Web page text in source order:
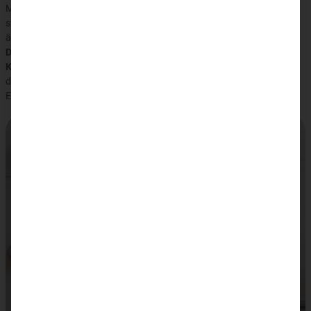
Minuten empfohlen. Der Kreislauf braucht etwas Zeit, um sich zu
stabilisieren. Viele Gäste fühlen sich danach angenehm müde —
ähnlich wie nach einem langen Spaziergang an der frischer Luft.
Diese Müdigkeit ist kein Warnsignal, sondern ein Zeichen, dass der
Körper reagiert.
des Tages steht für Spaziergänge, Begleittherapien oder einfach
Erholen zur Verfügung.